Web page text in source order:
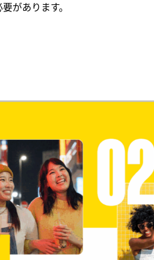
があります。